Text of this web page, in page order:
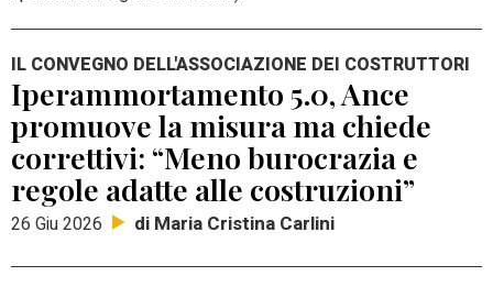
IL CONVEGNO DELL'ASSOCIAZIONE DEI COSTRUTTORI
Iperammortamento 5.0, Ance
promuove la misura ma chiede
correttivi: “Meno burocrazia e
regole adatte alle costruzioni”
26 Giu 2026 di Maria Cristina Carlini